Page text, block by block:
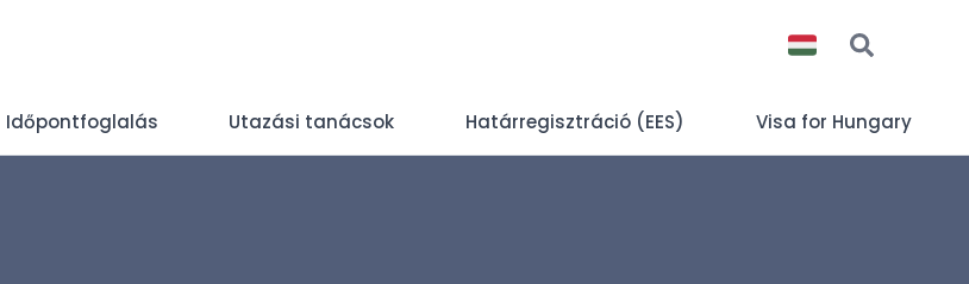
Időpontfoglalás Utazási tanácsok Határregisztráció (EES) Visa for Hungary